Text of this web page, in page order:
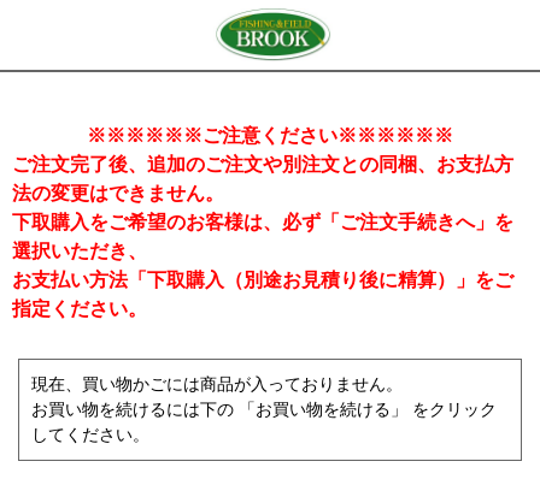
※※※※※※ご注意ください※※※※※※
ご注文完了後、追加のご注文や別注文との同梱、お支払方
法の変更はできません。
下取購入をご希望のお客様は、必ず「ご注文手続きへ」を
選択いただき、
お支払い方法「下取購入（別途お見積り後に精算）」をご
指定ください。
現在、買い物かごには商品が入っておりません。
お買い物を続けるには下の 「お買い物を続ける」 をクリック
してください。